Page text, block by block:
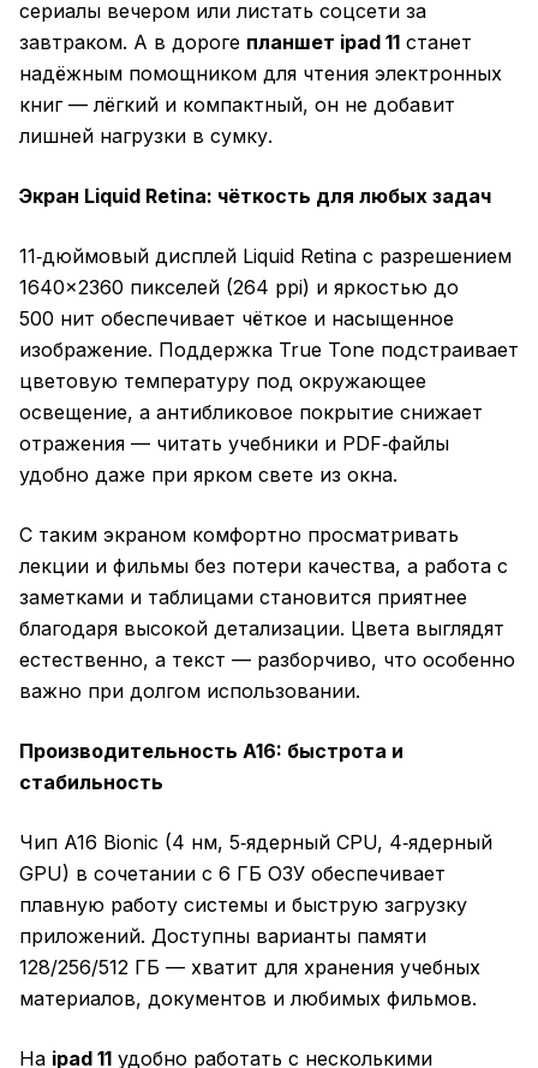
сериалы вечером или листать соцсети за
завтраком. А в дороге планшет ipad 11 станет
надёжным помощником для чтения электронных
книг — лёгкий и компактный, он не добавит
лишней нагрузки в сумку.
Экран Liquid Retina: чёткость для любых задач
11‑дюймовый дисплей Liquid Retina с разрешением
1640×2360 пикселей (264 ppi) и яркостью до
500 нит обеспечивает чёткое и насыщенное
изображение. Поддержка True Tone подстраивает
цветовую температуру под окружающее
освещение, а антибликовое покрытие снижает
отражения — читать учебники и PDF‑файлы
удобно даже при ярком свете из окна.
С таким экраном комфортно просматривать
лекции и фильмы без потери качества, а работа с
заметками и таблицами становится приятнее
благодаря высокой детализации. Цвета выглядят
естественно, а текст — разборчиво, что особенно
важно при долгом использовании.
Производительность A16: быстрота и
стабильность
Чип A16 Bionic (4 нм, 5‑ядерный CPU, 4‑ядерный
GPU) в сочетании с 6 ГБ ОЗУ обеспечивает
плавную работу системы и быструю загрузку
приложений. Доступны варианты памяти
128/256/512 ГБ — хватит для хранения учебных
материалов, документов и любимых фильмов.
На ipad 11 удобно работать с несколькими